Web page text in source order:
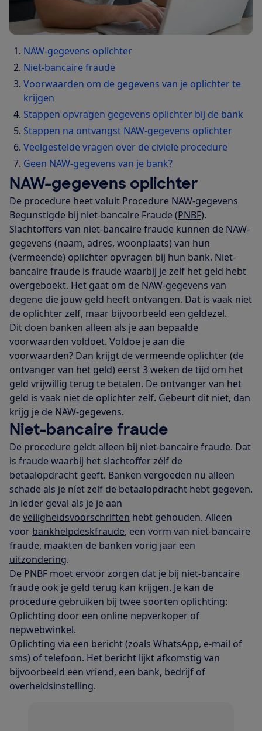
NAW-gegevens oplichter
Niet-bancaire fraude
Voorwaarden om de gegevens van je oplichter te
krijgen
Stappen opvragen gegevens oplichter bij de bank
Stappen na ontvangst NAW-gegevens oplichter
Veelgestelde vragen over de civiele procedure
Geen NAW-gegevens van je bank?
NAW-gegevens oplichter
De procedure heet voluit Procedure NAW-gegevens
Begunstigde bij niet-bancaire Fraude (PNBF).
Slachtoffers van niet-bancaire fraude kunnen de NAW-
gegevens (naam, adres, woonplaats) van hun
(vermeende) oplichter opvragen bij hun bank. Niet-
bancaire fraude is fraude waarbij je zelf het geld hebt
overgeboekt. Het gaat om de NAW-gegevens van
degene die jouw geld heeft ontvangen. Dat is vaak niet
de oplichter zelf, maar bijvoorbeeld een geldezel.
Dit doen banken alleen als je aan bepaalde
voorwaarden voldoet. Voldoe je aan die
voorwaarden? Dan krijgt de vermeende oplichter (de
ontvanger van het geld) eerst 3 weken de tijd om het
geld vrijwillig terug te betalen. De ontvanger van het
geld is vaak niet de oplichter zelf. Gebeurt dit niet, dan
krijg je de NAW-gegevens.
Niet-bancaire fraude
De procedure geldt alleen bij niet-bancaire fraude. Dat
is fraude waarbij het slachtoffer zélf de
betaalopdracht geeft. Banken vergoeden nu alleen
schade als je níet zelf de betaalopdracht hebt gegeven.
In ieder geval als je je aan
deveiligheidsvoorschriften hebt gehouden. Alleen
voor bankhelpdeskfraude, een vorm van niet-bancaire
fraude, maakten de banken vorig jaar een
uitzondering.
De PNBF moet ervoor zorgen dat je bij niet-bancaire
fraude ook je geld terug kan krijgen. Je kan de
procedure gebruiken bij twee soorten oplichting:
Oplichting door een online nepverkoper of
nepwebwinkel.
Oplichting via een bericht (zoals WhatsApp, e-mail of
sms) of telefoon. Het bericht lijkt afkomstig van
bijvoorbeeld een vriend, een bank, bedrijf of
overheidsinstelling.